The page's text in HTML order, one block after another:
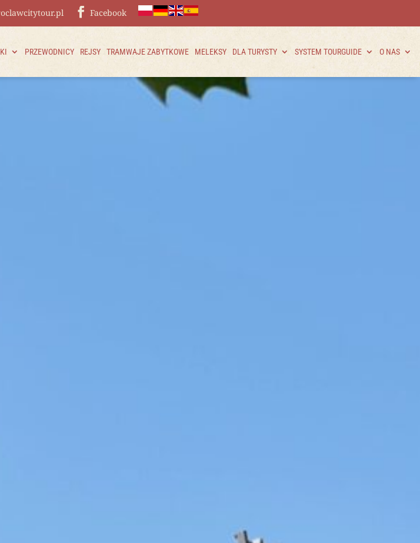
Facebook
PRZEWODNICY REJSY TRAMWAJE ZABYTKOWE MELEKSY DLA TURYSTY SYSTEM TOURGUIDE O NAS